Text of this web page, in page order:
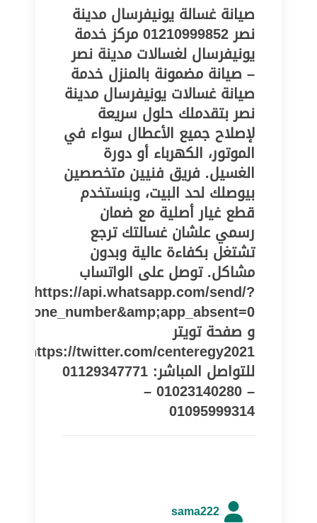
صيانة غسالة يونيفرسال مدينة
نصر 01210999852 مركز خدمة
يونيفرسال لغسالات مدينة نصر
– صيانة مضمونة بالمنزل خدمة
صيانة غسالات يونيفرسال مدينة
نصر بتقدملك حلول سريعة
لإصلاح جميع الأعطال سواء في
الموتور، الكهرباء أو دورة
الغسيل. فريق فنيين متخصصين
بيوصلك لحد البيت، وبنستخدم
قطع غيار أصلية مع ضمان
رسمي علشان غسالتك ترجع
تشتغل بكفاءة عالية وبدون
مشاكل. توصل على الواتساب
https://api.whatsapp.com/send/?
و صفحة تويتر
https://twitter.com/centeregy2021
للتواصل المباشر: 01129347771
– 01023140280 –
01095999314
sama222